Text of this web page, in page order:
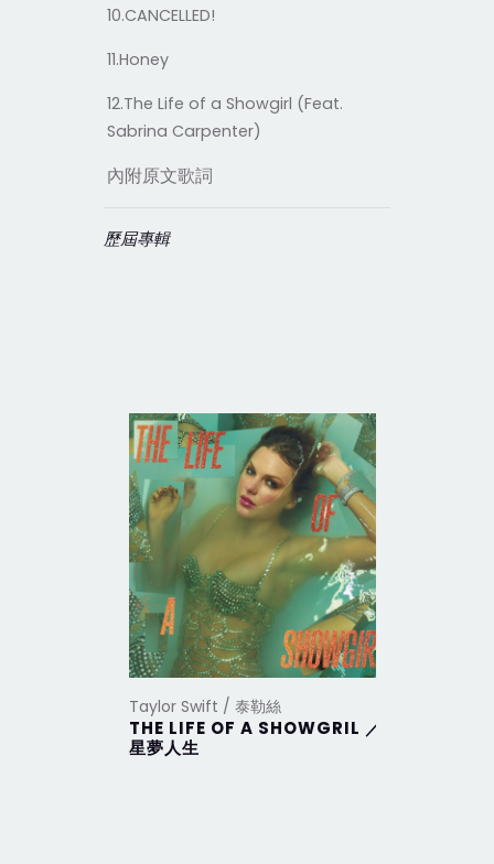
10.CANCELLED!
11.Honey
12.The Life of a Showgirl (Feat.
Sabrina Carpenter)
內附原文歌詞
歷屆專輯
Taylor Swift / 泰勒絲
THE LIFE OF A SHOWGRIL ／
星夢人生